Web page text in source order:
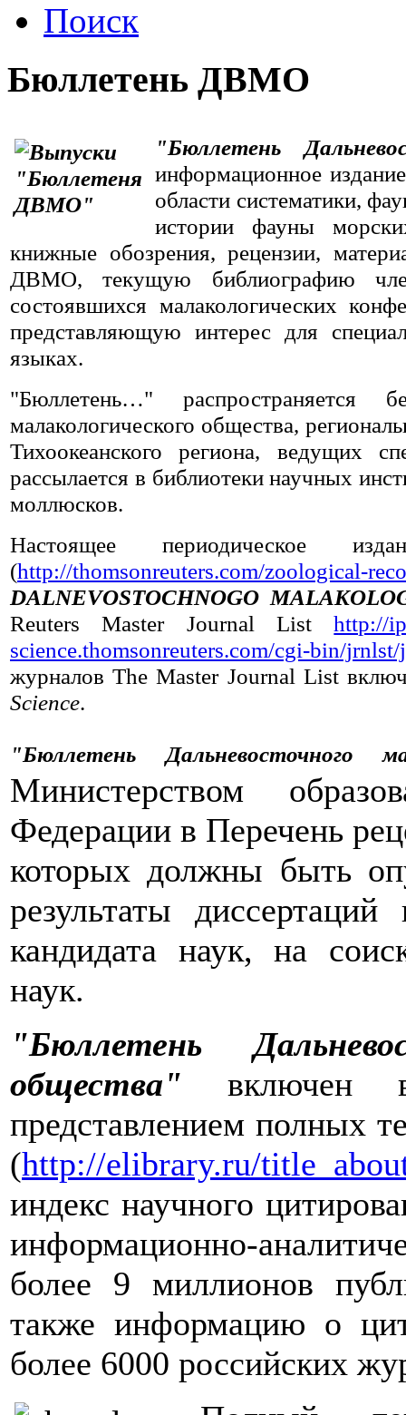
Поиск
Бюллетень ДВМО
"Бюллетень
информационное
области систематики,
истории фауны
книжные обозрения, рецензии,
ДВМО, текущую библиографию
состоявшихся малакологических
представляющую интерес для
языках.
"Бюллетень…" распространяется
малакологического общества,
Тихоокеанского региона, ведущих
рассылается в библиотеки научных
моллюсков.
Настоящее периодическое
(http://thomsonreuters.com/zoological-
DALNEVOSTOCHNOGO
Reuters Master Journal Listhttp://
science.thomsonreuters.com/cgi-bin/
журналов The Master Journal List
Science.
"Бюллетень Дальневосточного
Министерством
Федерации в Перечень
которых должны быть
результаты
кандидата наук, на
наук.
"Бюллетень
общества" включен
представлением полных
(http://elibrary.ru/
индекс научного
информационно-
более 9 миллионов
также информацию о
более 6000 российских